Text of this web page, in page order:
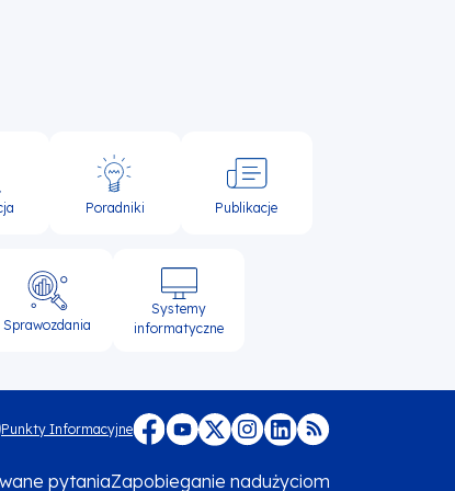
Poradniki Publikacje
Sprawozdania
Systemy
informatyczne
Punkty Informacyjne
Menu
pytaniaZapobieganie nadużyciom